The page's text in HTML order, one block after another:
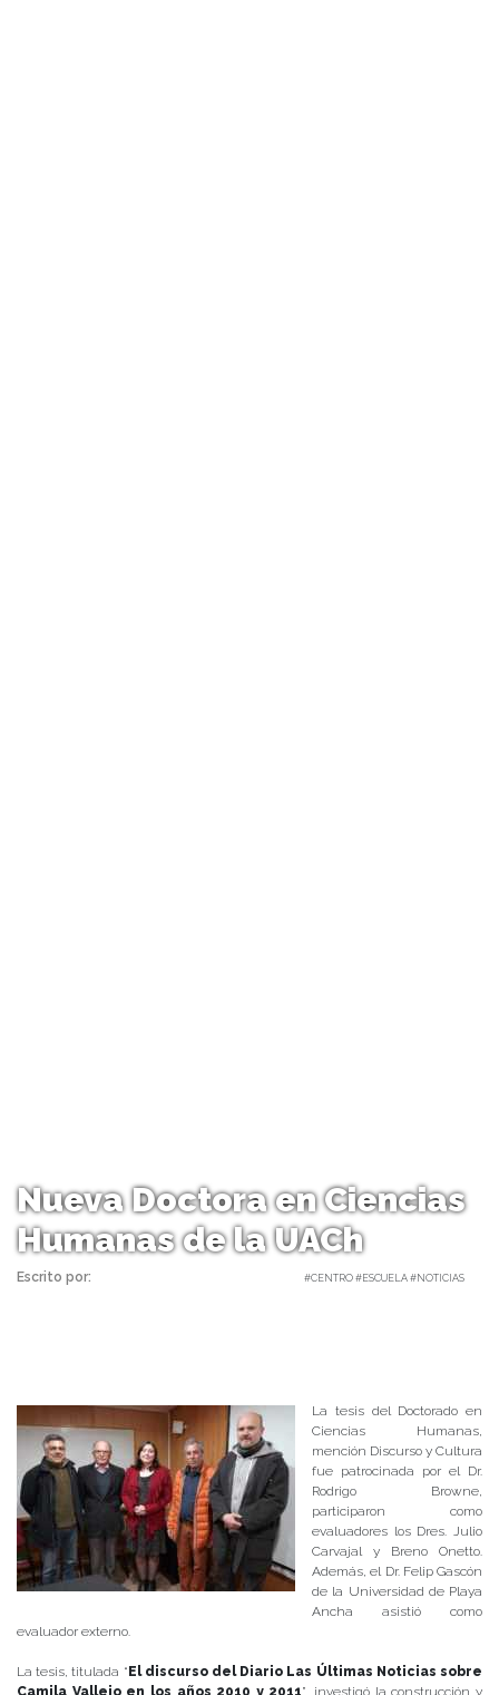
Nueva Doctora en Ciencias
Humanas de la UACh
Escrito por: #CENTRO #ESCUELA #NOTICIAS
La tesis del Doctorado en
Ciencias Humanas,
mención Discurso y Cultura
fue patrocinada por el Dr.
Rodrigo Browne,
participaron como
evaluadores los Dres. Julio
Carvajal y Breno Onetto.
Además, el Dr. Felip Gascón
de la Universidad de Playa
Ancha asistió como
evaluador externo.
La tesis, titulada “El discurso del Diario Las Últimas Noticias sobre
Camila Vallejo en los años 2010 y 2011”, investigó la construcción y